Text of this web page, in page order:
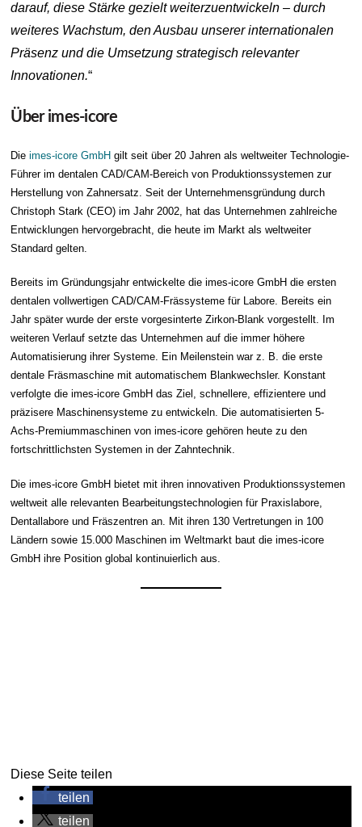
darauf, diese Stärke gezielt weiterzuentwickeln – durch
weiteres Wachstum, den Ausbau unserer internationalen
Präsenz und die Umsetzung strategisch relevanter
Innovationen.“
Über imes-icore
Dieimes-icore GmbH gilt seit über 20 Jahren als weltweiter Technologie-
Führer im dentalen CAD/CAM-Bereich von Produktionssystemen zur
Herstellung von Zahnersatz. Seit der Unternehmensgründung durch
Christoph Stark (CEO) im Jahr 2002, hat das Unternehmen zahlreiche
Entwicklungen hervorgebracht, die heute im Markt als weltweiter
Standard gelten.
Bereits im Gründungsjahr entwickelte die imes-icore GmbH die ersten
dentalen vollwertigen CAD/CAM-Frässysteme für Labore. Bereits ein
Jahr später wurde der erste vorgesinterte Zirkon-Blank vorgestellt. Im
weiteren Verlauf setzte das Unternehmen auf die immer höhere
Automatisierung ihrer Systeme. Ein Meilenstein war z. B. die erste
dentale Fräsmaschine mit automatischem Blankwechsler. Konstant
verfolgte die imes-icore GmbH das Ziel, schnellere, effizientere und
präzisere Maschinensysteme zu entwickeln. Die automatisierten 5-
Achs-Premiummaschinen von imes-icore gehören heute zu den
fortschrittlichsten Systemen in der Zahntechnik.
Die imes-icore GmbH bietet mit ihren innovativen Produktionssystemen
weltweit alle relevanten Bearbeitungstechnologien für Praxislabore,
Dentallabore und Fräszentren an. Mit ihren 130 Vertretungen in 100
Ländern sowie 15.000 Maschinen im Weltmarkt baut die imes-icore
GmbH ihre Position global kontinuierlich aus.
Diese Seite teilen
teilen
teilen